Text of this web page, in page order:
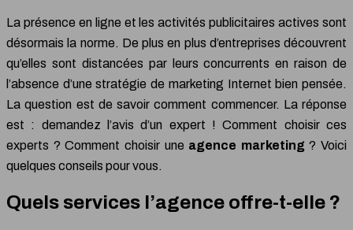
La présence en ligne et les activités publicitaires actives sont
désormais la norme. De plus en plus d’entreprises découvrent
qu’elles sont distancées par leurs concurrents en raison de
l’absence d’une stratégie de marketing Internet bien pensée.
La question est de savoir comment commencer. La réponse
est : demandez l’avis d’un expert ! Comment choisir ces
experts ? Comment choisir une agence marketing ? Voici
quelques conseils pour vous.
Quels services l’agence offre-t-elle ?